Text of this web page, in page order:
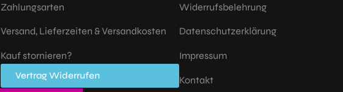
Zahlungsarten
Versand, Lieferzeiten & Versandkosten
Kauf stornieren?
Vertrag Widerrufen
Widerrufsbelehrung
Datenschutzerklärung
Impressum
Kontakt